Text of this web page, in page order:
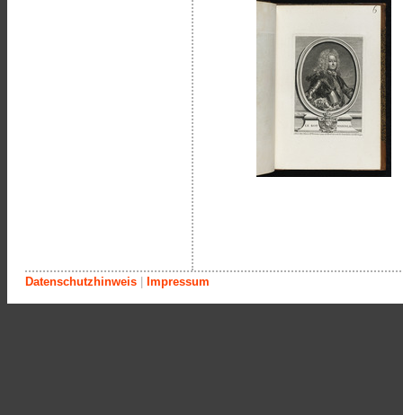
Datenschutzhinweis Impressum